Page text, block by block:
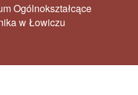
Ogólnokształcące
w Łowiczu